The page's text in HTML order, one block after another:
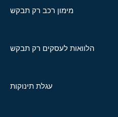
מימון רכב רק תבקש
הלוואות לעסקים רק תבקש
עגלת תינוקות